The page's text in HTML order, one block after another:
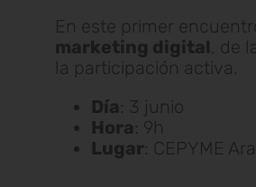
En este primer
marketing digital, de
la participación activa.
Día: 3 junio
Hora: 9h
Lugar: CEPYME